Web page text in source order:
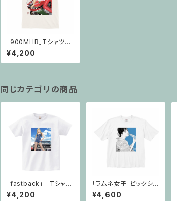
「900MHR」Tシャツ・
ホワイト
¥4,200
同じカテゴリの商品
「fastback」 Tシャ
ツ・ホワイト
¥4,200
「ラムネ女子」ビックシル
エット・Tシャツ
¥4,600